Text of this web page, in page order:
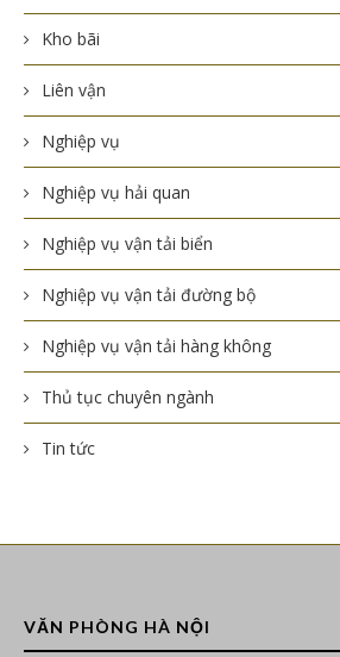
Kho bãi
Liên vận
Nghiệp vụ
Nghiệp vụ hải quan
Nghiệp vụ vận tải biển
Nghiệp vụ vận tải đường bộ
Nghiệp vụ vận tải hàng không
Thủ tục chuyên ngành
Tin tức
VĂN PHÒNG HÀ NỘI